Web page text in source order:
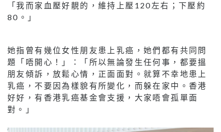
「我而家血壓好靚的，維持上壓120左右；下壓約
80。」
她指曾有幾位女性朋友患上乳癌，她們都有共同問
題「唔開心！」：「所以無論發生任何事，都要搵
朋友傾訴，放鬆心情，正面面對。就算不幸地患上
乳癌，不要因為樣貌有所變化，而躲在家中。香港
好好，有香港乳癌基金會支援，大家唔會孤單面
對。」